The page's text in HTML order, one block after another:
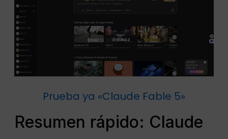
Prueba ya «Claude Fable 5»
Resumen rápido: Claude